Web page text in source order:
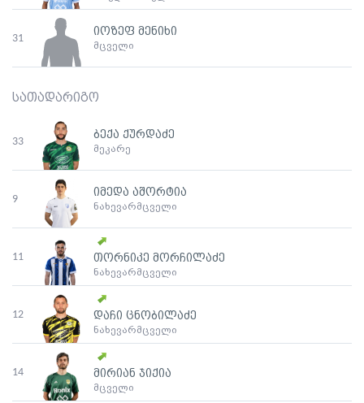
31
იოზეფ მენიხი
მცველი
სათადარიგო
33
ბექა ქურდაძე
მეკარე
9
იმედა აშორტია
ნახევარმცველი
11 თორნიკე მორჩილაძე
ნახევარმცველი
12 დაჩი ცნობილაძე
ნახევარმცველი
14 მირიან ჯიქია
მცველი